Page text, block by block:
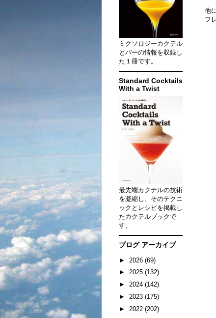
他
フ
ミクソロジーカクテル
とバーの情報を収録し
た１冊です。
Standard Cocktails
With a Twist
最先端カクテルの技術
を凝縮し、そのテクニ
ックとレシピを掲載し
たカクテルブックで
す。
ブログ アーカイブ
► 2026 (69)
► 2025 (132)
► 2024 (142)
► 2023 (175)
► 2022 (202)